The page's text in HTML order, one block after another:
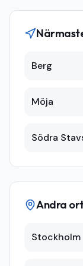
Berg
Möja
Södra
Andra
Stockholm